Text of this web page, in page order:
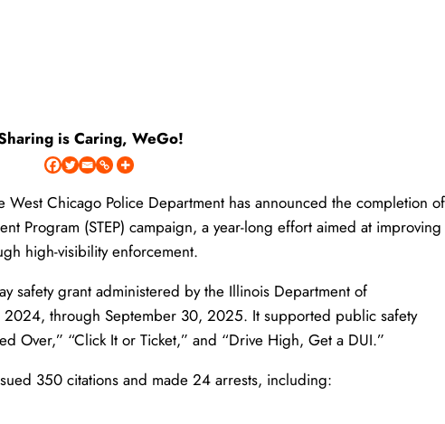
is Caring, WeGo!
Chicago Police Department has announced the completion of
Program (STEP) campaign, a year-long effort aimed at improving
high-visibility enforcement.
safety grant administered by the Illinois Department of
2024, through September 30, 2025. It supported public safety
Over,” “Click It or Ticket,” and “Drive High, Get a DUI.”
350 citations and made 24 arrests, including: